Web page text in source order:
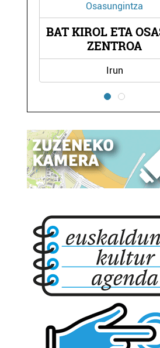
Osasungintza
BAT KIROL ETA
ZENTROA
Irun